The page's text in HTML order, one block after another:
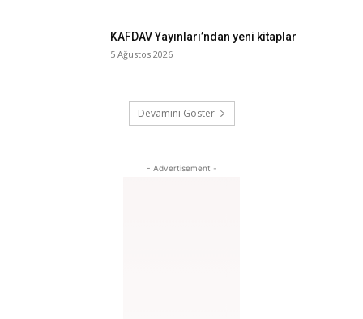
KAFDAV Yayınları’ndan yeni kitaplar
5 Ağustos 2026
Devamını Göster
- Advertisement -